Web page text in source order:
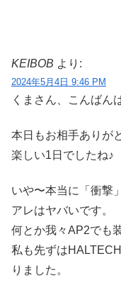
KEIBOB より:
2024年5月4日 9:46 PM
くまさん、こんばん
本日もお相手ありが
楽しい1日でしたね♪
いや〜本当に「衝撃
アレはヤバいです。
何とか我々AP2でも
私も先ずは
りました。